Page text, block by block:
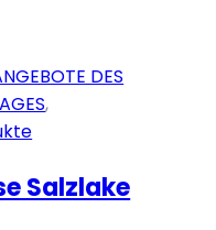
DES
,
Salzlake